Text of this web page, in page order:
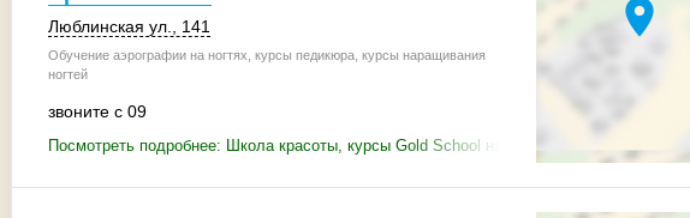
Люблинская ул. 141
Обучение аэрографии на ногтях, курсы педикюра, курсы наращивания
ногтей
звоните с 09
Посмотреть подробнее: Школа красоты, курсы Gold School на метро Братиславская
location_on